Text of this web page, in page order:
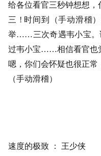
给各位看官三秒钟想想
三 ! 时间到（手动滑稽
举……三次奇遇韦小宝。
过韦小宝……相信看官也
嗯，你们会怀疑也很正
（手动滑稽）
速度的极致 ： 王少侠